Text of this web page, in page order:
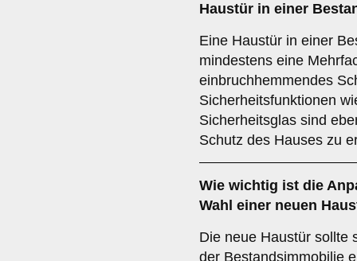
Haustür in einer
Eine Haustür in einer
mindestens eine
einbruchhemmendes
Sicherheitsfunktionen
Sicherheitsglas sind
Schutz des Hauses zu
Wie wichtig ist die
Wahl einer neuen
Die neue Haustür sollte
der Bestandsimmobilie